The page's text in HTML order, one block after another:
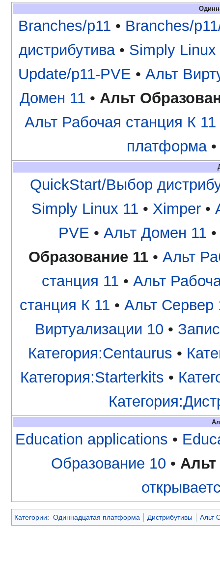
Branches/p11 • Branches/
дистрибутива• Simply Linux
Update/p11-PVE • Альт
Домен 11 • Альт
Альт Рабочая станция К 11
платформа
QuickStart/Выбор
Simply Linux 11 • Ximper•
PVE • Альт Домен 11
Образование 11 • Альт
станция 11 • Альт
станция К 11 • Альт Сервер
Виртуализации 10 •
Категория:Centaurus •
Категория:Starterkits •
Education applications •
Образование 10 •
Категории: Одиннадцатая платформа Дистрибутивы Альт